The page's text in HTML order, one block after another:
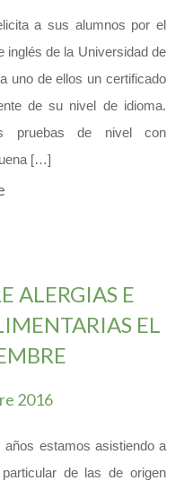
a sus alumnos por el
inglés de la Universidad de
uno de ellos un certificado
de su nivel de idioma.
pruebas de nivel con
[…]
ALERGIAS E
EL
2016
estamos asistiendo a
de las de origen